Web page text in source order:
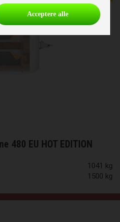
480 EU HOT EDITION
1041 kg
1500 kg
Acceptere alle